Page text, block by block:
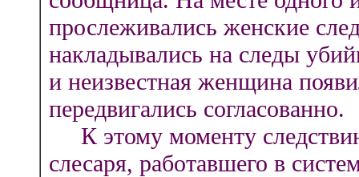
прослеживались женские
накладывались на следы
и неизвестная женщина
передвигались согласованно.
К этому моменту
слесаря, работавшего в